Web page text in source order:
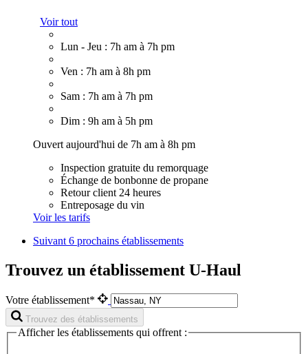
Voir tout
Lun - Jeu : 7h am à 7h pm
Ven : 7h am à 8h pm
Sam : 7h am à 7h pm
Dim : 9h am à 5h pm
Ouvert aujourd'hui de 7h am à 8h pm
Inspection gratuite du remorquage
Échange de bonbonne de propane
Retour client 24 heures
Entreposage du vin
Voir les tarifs
Suivant6 prochains établissements
Trouvez un établissement U-Haul
Votre établissement*
Trouvez des établissements
Afficher les établissements qui offrent :